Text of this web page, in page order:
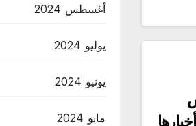
أغسطس 2024
يوليو 2024
يونيو 2024
مايو 2024